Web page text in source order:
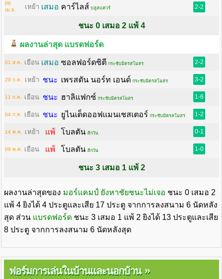
06
เม.ย.
เหย้า เสมอ คาร์ไลส์ บลูสแควร์ 2-2
ชนะ 0 เสมอ 2 แพ้ 4
ผลงานล่าสุด แบรดฟอร์ด
01 ส.ค. เยือน เสมอ ซอลฟอร์ดซิตี กระชับมิตรสโมสร 2-2
29 ก.ค. เหย้า ชนะ เพรสตัน นอร์ท เอนด์ กระชับมิตรสโมสร 3-2
11 ก.ค. เยือน ชนะ ฮาลิแฟกซ์ กระชับมิตรสโมสร 1-6
04 ก.ค. เยือน ชนะ ยูไนเต็ดออฟแมนเชสเตอร์ กระชับมิตรสโมสร 1-2
14 พ.ค. เหย้า แพ้ โบลตัน ลีกวัน 0-1
09 พ.ค. เยือน แพ้ โบลตัน ลีกวัน 1-0
ชนะ 3 เสมอ 1 แพ้ 2
ผลงานล่าสุดของ มอร์แคมป์ ยังหาชัยชนะไม่เจอ ชนะ 0 เสมอ 2
แพ้ 4 ยิงได้ 4 ประตูและเสีย 17 ประตู จากการลงสนาม 6 นัดหลัง
สุด ส่วน แบรดฟอร์ด ชนะ 3 เสมอ 1 แพ้ 2 ยิงได้ 13 ประตูและเสีย
8 ประตู จากการลงสนาม 6 นัดหลังสุด
ฟอร์มการเล่นในบ้านและนอกบ้าน»